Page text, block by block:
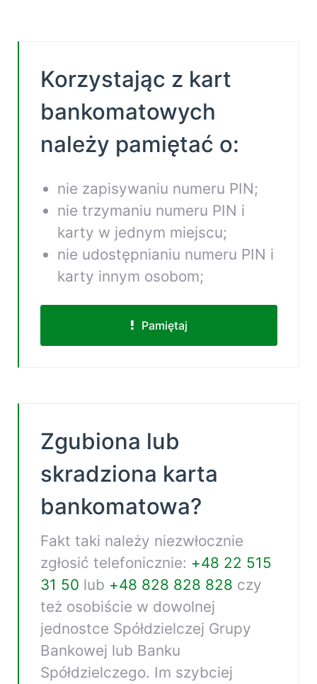
Korzystając z kart
bankomatowych
należy pamiętać o:
nie zapisywaniu numeru PIN;
nie trzymaniu numeru PIN i
karty w jednym miejscu;
nie udostępnianiu numeru PIN i
karty innym osobom;
Pamiętaj
Zgubiona lub
skradziona karta
bankomatowa?
Fakt taki należy niezwłocznie
zgłosić telefonicznie: +48 22 515
31 50 lub +48 828 828 828 czy
też osobiście w dowolnej
jednostce Spółdzielczej Grupy
Bankowej lub Banku
Spółdzielczego. Im szybciej